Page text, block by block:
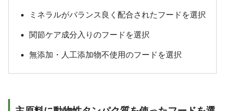
ミネラルがバランス良く配合されたフードを選択
関節ケア成分入りのフードを選択
無添加・人工添加物不使用のフードを選択